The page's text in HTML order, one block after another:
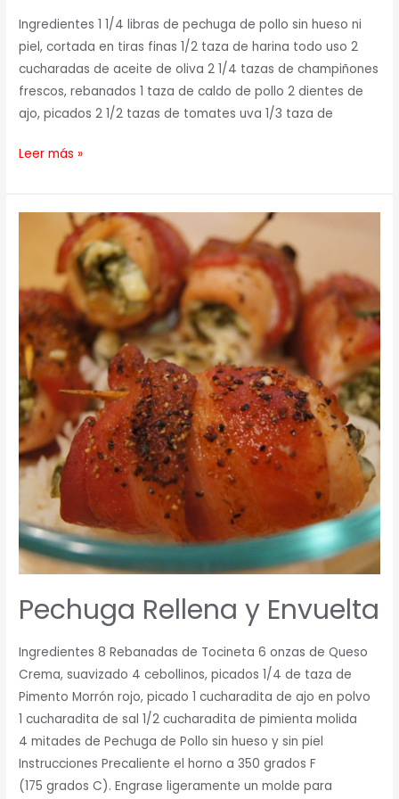
Ingredientes 1 1/4 libras de pechuga de pollo sin hueso ni
piel, cortada en tiras finas 1/2 taza de harina todo uso 2
cucharadas de aceite de oliva 2 1/4 tazas de champiñones
frescos, rebanados 1 taza de caldo de pollo 2 dientes de
ajo, picados 2 1/2 tazas de tomates uva 1/3 taza de
Leer más »
Pechuga Rellena y Envuelta
Ingredientes 8 Rebanadas de Tocineta 6 onzas de Queso
Crema, suavizado 4 cebollinos, picados 1/4 de taza de
Pimento Morrón rojo, picado 1 cucharadita de ajo en polvo
1 cucharadita de sal 1/2 cucharadita de pimienta molida
4 mitades de Pechuga de Pollo sin hueso y sin piel
Instrucciones Precaliente el horno a 350 grados F
(175 grados C). Engrase ligeramente un molde para
Pechuga
Rellena
Envuelta